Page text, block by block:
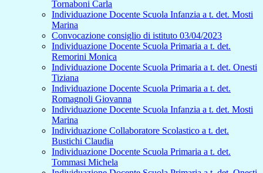
Tornaboni Carla
Individuazione Docente Scuola Infanzia a t. det. Mosti
Marina
Convocazione consiglio di istituto 03/04/2023
Individuazione Docente Scuola Primaria a t. det.
Remorini Monica
Individuazione Docente Scuola Primaria a t. det. Onesti
Tiziana
Individuazione Docente Scuola Primaria a t. det.
Romagnoli Giovanna
Individuazione Docente Scuola Infanzia a t. det. Mosti
Marina
Individuazione Collaboratore Scolastico a t. det.
Bustichi Claudia
Individuazione Docente Scuola Primaria a t. det.
Tommasi Michela